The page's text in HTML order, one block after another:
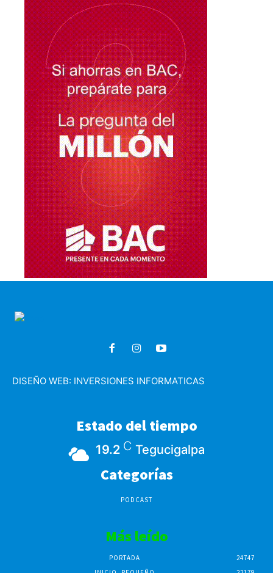
DISEÑO WEB: INVERSIONES INFORMATICAS
Estado del tiempo
19.2 C Tegucigalpa
Categorías
PODCAST
Más leído
PORTADA
24747